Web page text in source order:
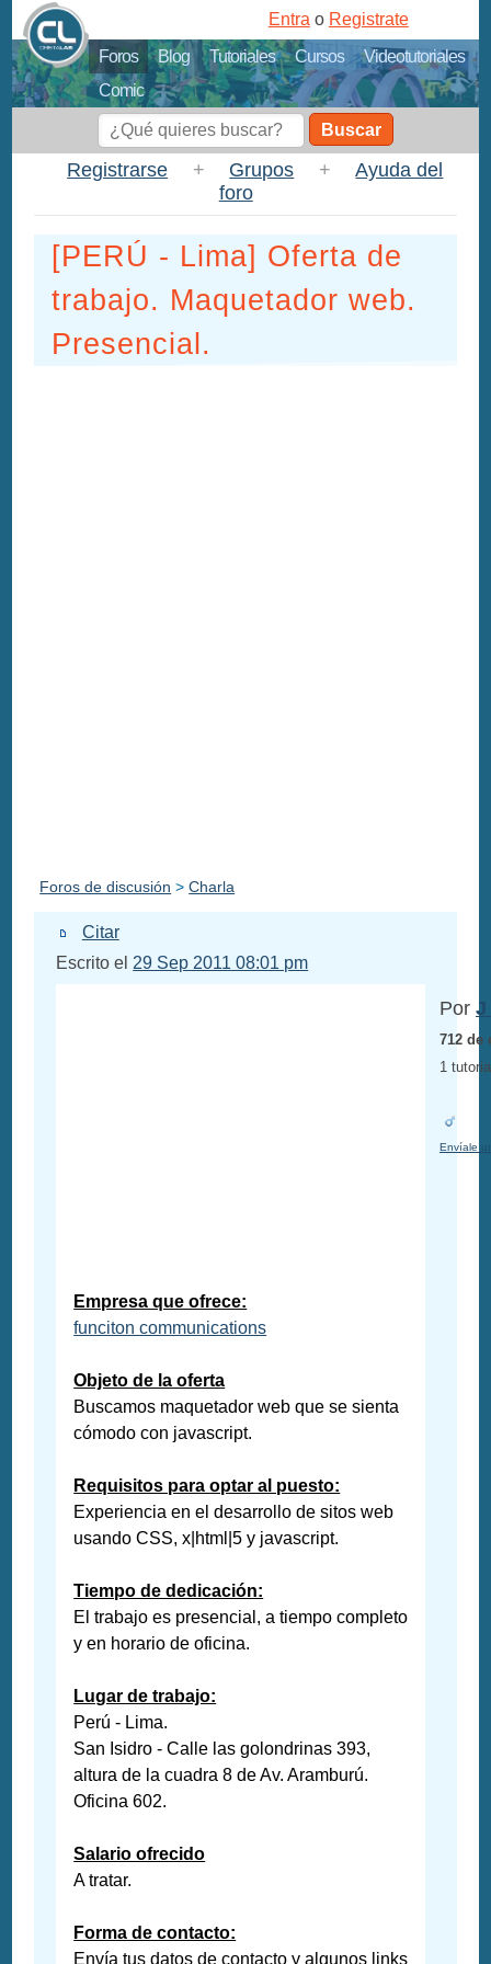
Foros Blog Tutoriales Cursos
Videotutoriales
Comic
Entra o Registrate
Buscar
Registrarse + Grupos +
Ayuda del
foro
[PERÚ - Lima] Oferta de
trabajo. Maquetador web.
Presencial.
Foros de discusión >Charla
Citar
Escrito el 29 Sep 2011 08:01 pm
Empresa que ofrece:
funciton communications
Objeto de la oferta
Buscamos maquetador web que se sienta
cómodo con javascript.
Requisitos para optar al puesto:
Experiencia en el desarrollo de sitos web
usando CSS, x|html|5 y javascript.
Tiempo de dedicación:
El trabajo es presencial, a tiempo completo
y en horario de oficina.
Lugar de trabajo:
Perú - Lima.
San Isidro - Calle las golondrinas 393,
altura de la cuadra 8 de Av. Aramburú.
Oficina 602.
Salario ofrecido
A tratar.
Forma de contacto:
Envía tus datos de contacto y algunos links
Por J
712 de
1
Envíale